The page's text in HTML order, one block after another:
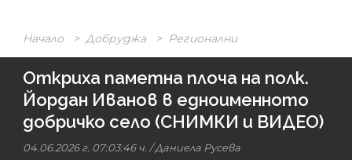
Начало > Добруджа > Регионални
Откриха паметна плоча на полк.
Йордан Иванов в едноименното
добричко село (СНИМКИ и ВИДЕО)
04.06.2026 г. 07:03:46 ч. /Даниела Русева